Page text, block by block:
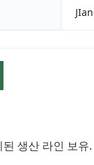
생산 라인 보유.